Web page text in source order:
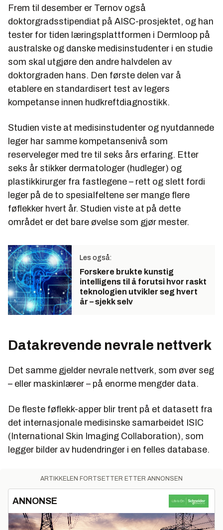
Frem til desember er Ternov også
doktorgradsstipendiat på AISC-prosjektet, og han
tester for tiden læringsplattformen i Dermloop på
australske og danske medisinstudenter i en studie
som skal utgjøre den andre halvdelen av
doktorgraden hans. Den første delen var å
etablere en standardisert test av legers
kompetanse innen hudkreftdiagnostikk.
Studien viste at medisinstudenter og nyutdannede
leger har samme kompetansenivå som
reserveleger med tre til seks års erfaring. Etter
seks år stikker dermatologer (hudleger) og
plastikkirurger fra fastlegene – rett og slett fordi
leger på de to spesialfeltene ser mange flere
føflekker hvert år. Studien viste at på dette
området er det bare øvelse som gjør mester.
Les også:
Forskere brukte kunstig
intelligens til å forutsi hvor raskt
teknologien utvikler seg hvert
år – sjekk selv
Datakrevende nevrale nettverk
Det samme gjelder nevrale nettverk, som øver seg
– eller maskinlærer – på enorme mengder data.
De fleste føflekk-apper blir trent på et datasett fra
det internasjonale medisinske samarbeidet ISIC
(International Skin Imaging Collaboration), som
legger bilder av hudendringer i en felles database.
ARTIKKELEN FORTSETTER ETTER ANNONSEN
ANNONSE